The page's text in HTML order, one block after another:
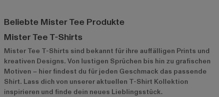
Beliebte Mister Tee Produkte
Mister Tee T-Shirts
Mister Tee T-Shirts sind bekannt für ihre auffälligen Prints und
kreativen Designs. Von lustigen Sprüchen bis hin zu grafischen
Motiven – hier findest du für jeden Geschmack das passende
Shirt. Lass dich von unserer aktuellen T-Shirt Kollektion
inspirieren und finde dein neues Lieblingsstück.